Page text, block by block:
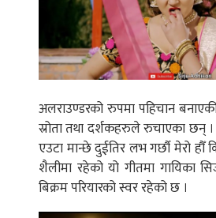
अलराउण्डरको रुपमा पहिचान
स्रोता तथा दर्शकहरुले रुचाएका छन्
एउटा मान्छे दुईतिर लभ गर्छौ मेरो हौँ
शैलीमा रहेको यो गीतमा गायिका
बिक्रम परियारको स्वर रहेको छ ।